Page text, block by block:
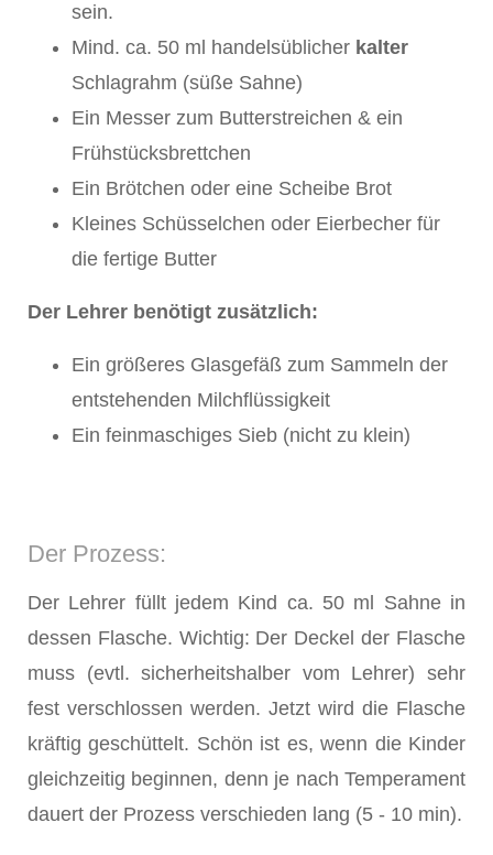
sein.
Mind. ca. 50 ml handelsüblicher kalter
Schlagrahm (süße Sahne)
Ein Messer zum Butterstreichen & ein
Frühstücksbrettchen
Ein Brötchen oder eine Scheibe Brot
Kleines Schüsselchen oder Eierbecher für
die fertige Butter
Der Lehrer benötigt zusätzlich:
Ein größeres Glasgefäß zum Sammeln der
entstehenden Milchflüssigkeit
Ein feinmaschiges Sieb (nicht zu klein)
Der Prozess:
Der Lehrer füllt jedem Kind ca. 50 ml Sahne in
dessen Flasche. Wichtig: Der Deckel der Flasche
muss (evtl. sicherheitshalber vom Lehrer) sehr
fest verschlossen werden. Jetzt wird die Flasche
kräftig geschüttelt. Schön ist es, wenn die Kinder
gleichzeitig beginnen, denn je nach Temperament
dauert der Prozess verschieden lang (5 - 10 min).